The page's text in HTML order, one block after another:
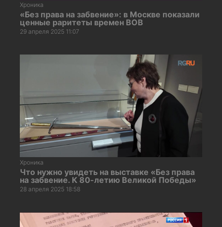
Хроника
«Без права на забвение»: в Москве показали
ценные раритеты времен ВОВ
29 апреля 2025 11:07
Хроника
Что нужно увидеть на выставке «Без права
на забвение. К 80-летию Великой Победы»
28 апреля 2025 18:58